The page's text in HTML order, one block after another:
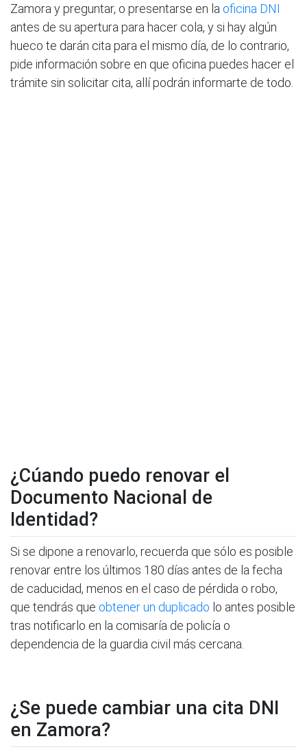
Zamora y preguntar, o presentarse en la oficina DNI
antes de su apertura para hacer cola, y si hay algún
hueco te darán cita para el mismo día, de lo contrario,
pide información sobre en que oficina puedes hacer el
trámite sin solicitar cita, allí podrán informarte de todo.
¿Cúando puedo renovar el
Documento Nacional de
Identidad?
Si se dipone a renovarlo, recuerda que sólo es posible
renovar entre los últimos 180 días antes de la fecha
de caducidad, menos en el caso de pérdida o robo,
que tendrás que obtener un duplicado lo antes posible
tras notificarlo en la comisaría de policía o
dependencia de la guardia civil más cercana.
¿Se puede cambiar una cita DNI
en Zamora?